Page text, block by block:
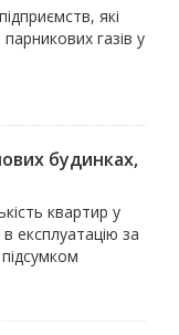
які
газів у
будинках,
квартир у
експлуатацію за